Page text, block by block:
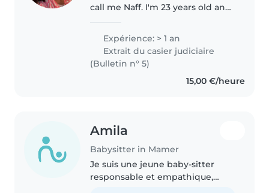
call me Naff. I'm 23 years old and
taking care of children! playing
and spending time with them
especially through art..
Expérience: > 1 an
Extrait du casier judiciaire
(Bulletin n° 5)
15,00 €/heure
Amila
Babysitter in Mamer
Je suis une jeune baby-sitter
responsable et empathique,